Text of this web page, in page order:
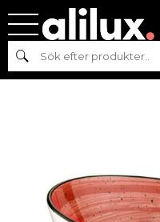
Sök
Hem
D18CM